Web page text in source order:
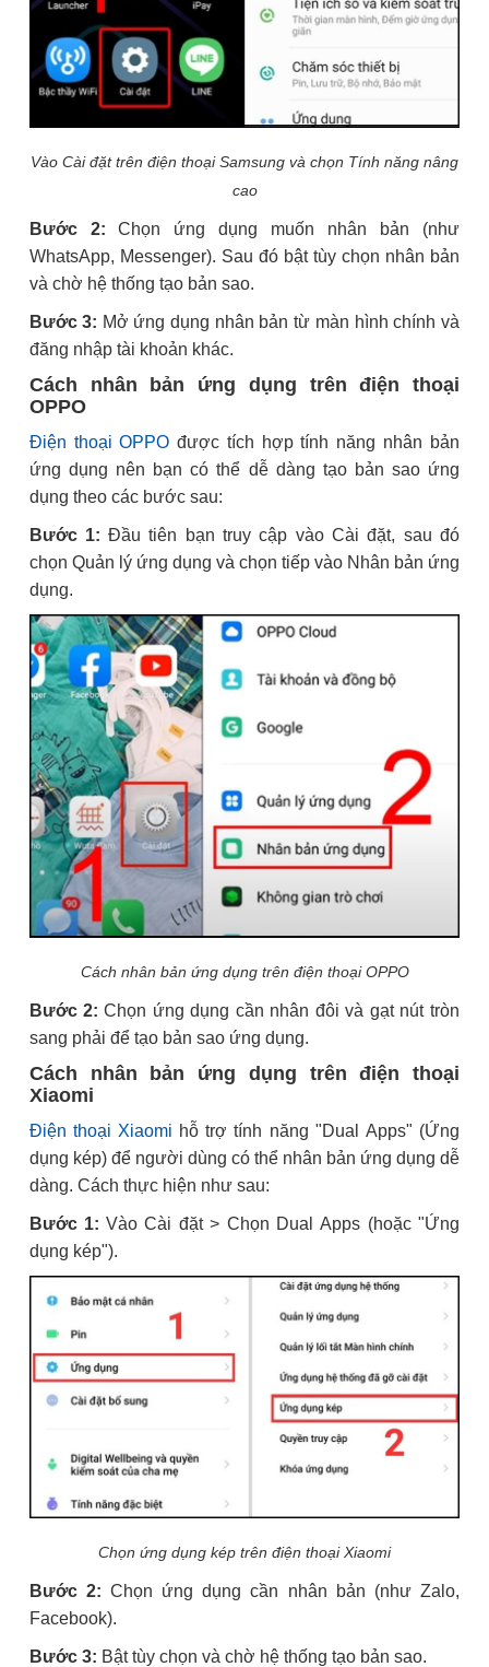
Vào Cài đặt trên điện thoại Samsung và chọn Tính năng nâng
cao
Bước 2: Chọn ứng dụng muốn nhân bản (như
WhatsApp, Messenger). Sau đó bật tùy chọn nhân bản
và chờ hệ thống tạo bản sao.
Bước 3: Mở ứng dụng nhân bản từ màn hình chính và
đăng nhập tài khoản khác.
Cách nhân bản ứng dụng trên điện thoại
OPPO
Điện thoại OPPO được tích hợp tính năng nhân bản
ứng dụng nên bạn có thể dễ dàng tạo bản sao ứng
dụng theo các bước sau:
Bước 1: Đầu tiên bạn truy cập vào Cài đặt, sau đó
chọn Quản lý ứng dụng và chọn tiếp vào Nhân bản ứng
dụng.
Cách nhân bản ứng dụng trên điện thoại OPPO
Bước 2: Chọn ứng dụng cần nhân đôi và gạt nút tròn
sang phải để tạo bản sao ứng dụng.
Cách nhân bản ứng dụng trên điện thoại
Xiaomi
Điện thoại Xiaomi hỗ trợ tính năng "Dual Apps" (Ứng
dụng kép) để người dùng có thể nhân bản ứng dụng dễ
dàng. Cách thực hiện như sau:
Bước 1: Vào Cài đặt > Chọn Dual Apps (hoặc "Ứng
dụng kép").
Chọn ứng dụng kép trên điện thoại Xiaomi
Bước 2: Chọn ứng dụng cần nhân bản (như Zalo,
Facebook).
Bước 3: Bật tùy chọn và chờ hệ thống tạo bản sao.